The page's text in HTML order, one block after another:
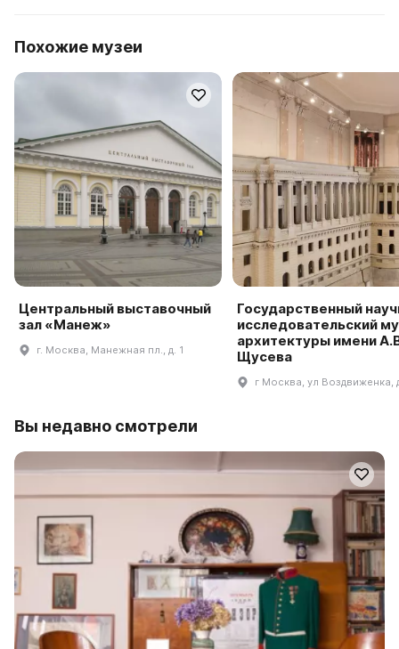
Похожие музеи
Центральный выставочный
зал «Манеж»
г. Москва, Манежная пл., д. 1
Государственный
исследовательский
архитектуры имени
Щусева
г Москва, ул Воздвиженка,
Вы недавно смотрели